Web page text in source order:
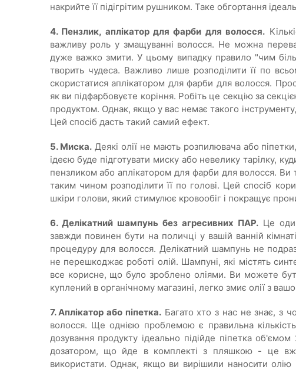
накрийте її підігрітим рушником. Таке обгортання
4. Пензлик, аплікатор для фарби для волосся.
важливу роль у змащуванні волосся. Не можна
дуже важко змити. У цьому випадку правило "чим
творить чудеса. Важливо лише розподілити її по
скористатися аплікатором для фарби для волосся.
як ви підфарбовуєте коріння. Робіть це секцію за
продуктом. Однак, якщо у вас немає такого
Цей спосіб дасть такий самий ефект.
5. Миска.Деякі олії не мають розпилювача або
ідеєю буде підготувати миску або невелику тарілку,
пензликом або аплікатором для фарби для волосся. Ви
таким чином розподілити її по голові. Цей спосіб
шкіри голови, який стимулює кровообіг і покращує
6. Делікатний шампунь без агресивних ПАР.Це
завжди повинен бути на поличці у вашій ванній
процедуру для волосся. Делікатний шампунь не
не перешкоджає роботі олій. Шампуні, які містять
все корисне, що було зроблено оліями. Ви можете
куплений в органічному магазині, легко змиє олії з
7. Аплікатор або піпетка.Багато хто з нас не знає, з
волосся. Ще однією проблемою є правильна
дозування продукту ідеально підійде піпетка
дозатором, що йде в комплекті з пляшкою - це вже
використати. Однак, якщо ви вирішили наносити олію